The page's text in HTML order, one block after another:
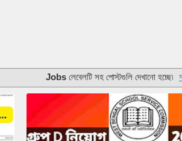
Jobsলেবেলটি সহ পোস্টগুলি দেখানো হচ্ছে৷